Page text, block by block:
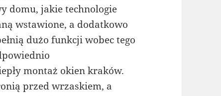
domu, jakie technologie
wstawione, a dodatkowo
dużo funkcji wobec tego
montaż okien kraków.
przed wrzaskiem, a